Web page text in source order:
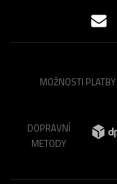
MOŽNOSTI PLATBY
DOPRAVNÍ
METODY